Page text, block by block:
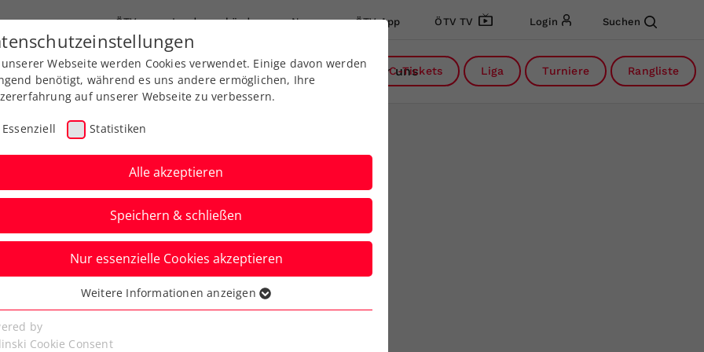
ÖTV Landesverbände News ÖTV App ÖTV TV Login Suchen
Leistungssport Ausbildung Services Über uns
DC-Tickets Liga Turniere Rangliste
in 52 Minuten
Webseite werden Cookies verwendet. Einige davon werden
benötigt, während es uns andere ermöglichen, Ihre
auf unserer Webseite zu verbessern.
Essenziell Statistiken
Alle akzeptieren
Speichern & schließen
Nur essenzielle Cookies akzeptieren
Cookies werden für grundlegende Funktionen der
benötigt. Dadurch ist gewährleistet, dass die Webseite
Weitere Informationen anzeigen
by
Cookie Consent